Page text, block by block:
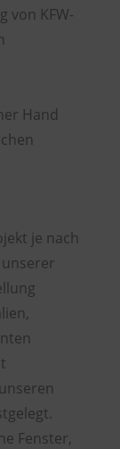
von KFW-
Hand
je nach
Fenster,